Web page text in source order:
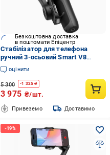
Безкоштовна доставка
в поштомати Епіцентр
Стабілізатор для телефона
ручний 3-осьовий Smart V8
подовжувач/штатив/
відстеження обличчя
(3108001218)
оцінити
5 300 -1 325 ₴
3 975 ₴/шт.
Привеземо Доставимо